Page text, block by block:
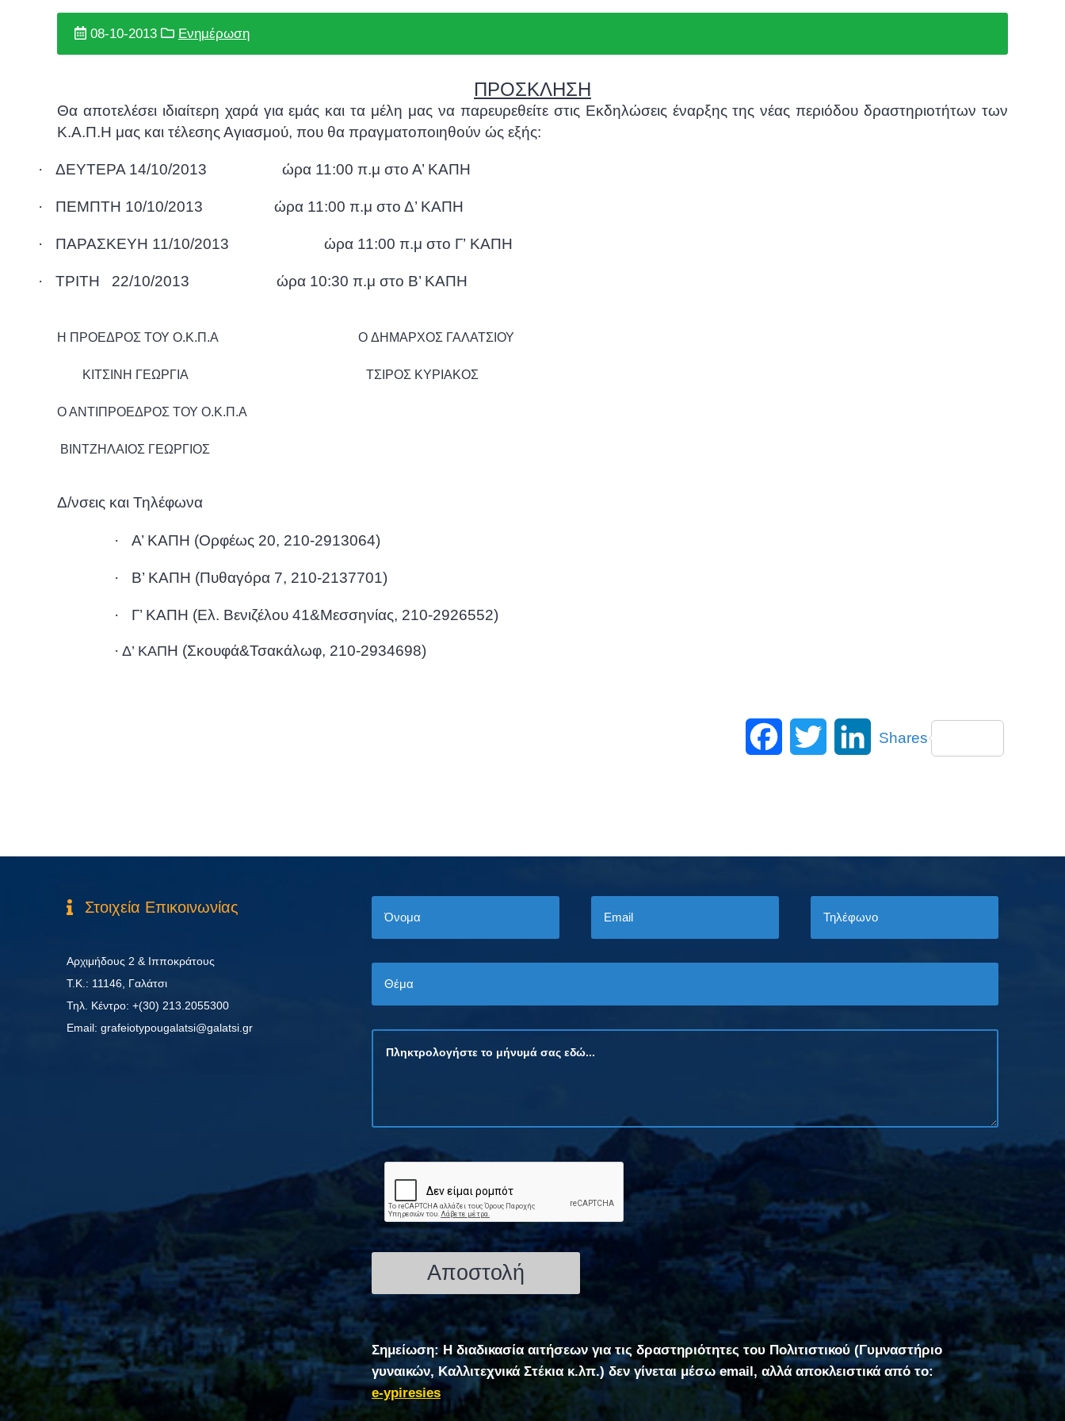
08-10-2013 Ενημέρωση
ΠΡΟΣΚΛΗΣΗ
Θα αποτελέσει ιδιαίτερη χαρά για εμάς και τα μέλη μας να παρευρεθείτε στις Εκδηλώσεις έναρξης της νέας περιόδου δραστηριοτήτων των
Κ.Α.Π.Η μας και τέλεσης Αγιασμού, που θα πραγματοποιηθούν ώς εξής:
· ΔΕΥΤΕΡΑ 14/10/2013 ώρα 11:00 π.μ στο Α’ ΚΑΠΗ
· ΠΕΜΠΤΗ 10/10/2013 ώρα 11:00 π.μ στο Δ’ ΚΑΠΗ
· ΠΑΡΑΣΚΕΥΗ 11/10/2013 ώρα 11:00 π.μ στο Γ’ ΚΑΠΗ
· ΤΡΙΤΗ 22/10/2013 ώρα 10:30 π.μ στο Β’ ΚΑΠΗ
Η ΠΡΟΕΔΡΟΣ ΤΟΥ Ο.Κ.Π.Α Ο ΔΗΜΑΡΧΟΣ ΓΑΛΑΤΣΙΟΥ
ΚΙΤΣΙΝΗ ΓΕΩΡΓΙΑ ΤΣΙΡΟΣ ΚΥΡΙΑΚΟΣ
Ο ΑΝΤΙΠΡΟΕΔΡΟΣ ΤΟΥ Ο.Κ.Π.Α
ΒΙΝΤΖΗΛΑΙΟΣ ΓΕΩΡΓΙΟΣ
Δ/νσεις και Τηλέφωνα
· Α’ ΚΑΠΗ (Ορφέως 20, 210-2913064)
· Β’ ΚΑΠΗ (Πυθαγόρα 7, 210-2137701)
· Γ’ ΚΑΠΗ (Ελ. Βενιζέλου 41&Μεσσηνίας, 210-2926552)
· Δ’ ΚΑΠΗ (Σκουφά&Τσακάλωφ, 210-2934698)
FacebookTwitter
Shares
Στοιχεία Επικοινωνίας
Αρχιμήδους 2 & Ιπποκράτους
Τ.Κ.: 11146, Γαλάτσι
Τηλ. Κέντρο: +(30) 213.2055300
Εmail: grafeiotypougalatsi@galatsi.gr
Σημείωση: Η διαδικασία αιτήσεων για τις δραστηριότητες του Πολιτιστικού (Γυμναστήριο
γυναικών, Καλλιτεχνικά Στέκια κ.λπ.) δεν γίνεται μέσω email, αλλά αποκλειστικά από το:
e-ypiresies